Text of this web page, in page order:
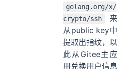
golang.org/x/
crypto/ssh
来
从public key中
提取出指纹，以
此从Gitee主应
用兑换用户信息